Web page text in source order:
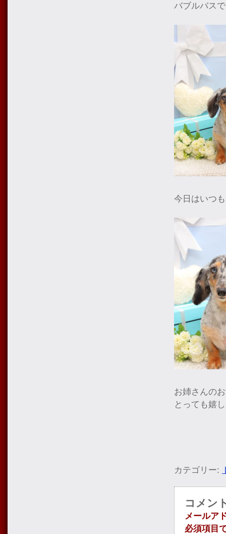
バブルバス
今日はいつ
お姉さんの
とっても嬉
カテゴリー:
コメン
メールア
必須項目